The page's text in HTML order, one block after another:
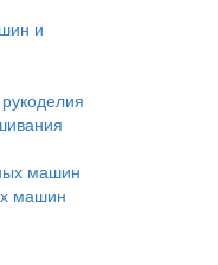
и
машин
машин